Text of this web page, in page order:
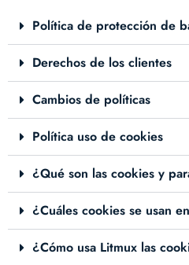
Política de protección de
Derechos de los clientes
Cambios de políticas
Política uso de cookies
¿Qué son las cookies y
¿Cuáles cookies se usan
¿Cómo usa Litmux las